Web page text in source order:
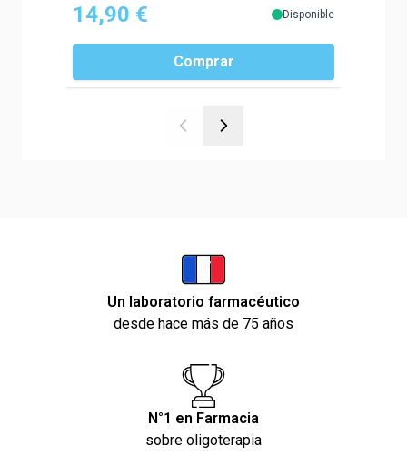
14,90 € Disponible
Comprar
Un laboratorio farmacéutico
desde hace más de 75 años
N°1 en Farmacia
sobre oligoterapia